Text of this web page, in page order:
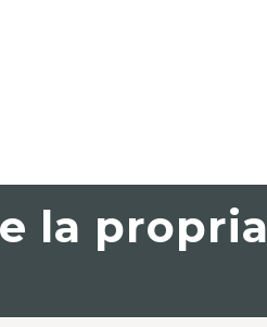
la propria